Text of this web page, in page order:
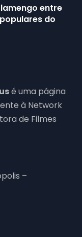
entre
do
é uma página
à Network
de Filmes
–